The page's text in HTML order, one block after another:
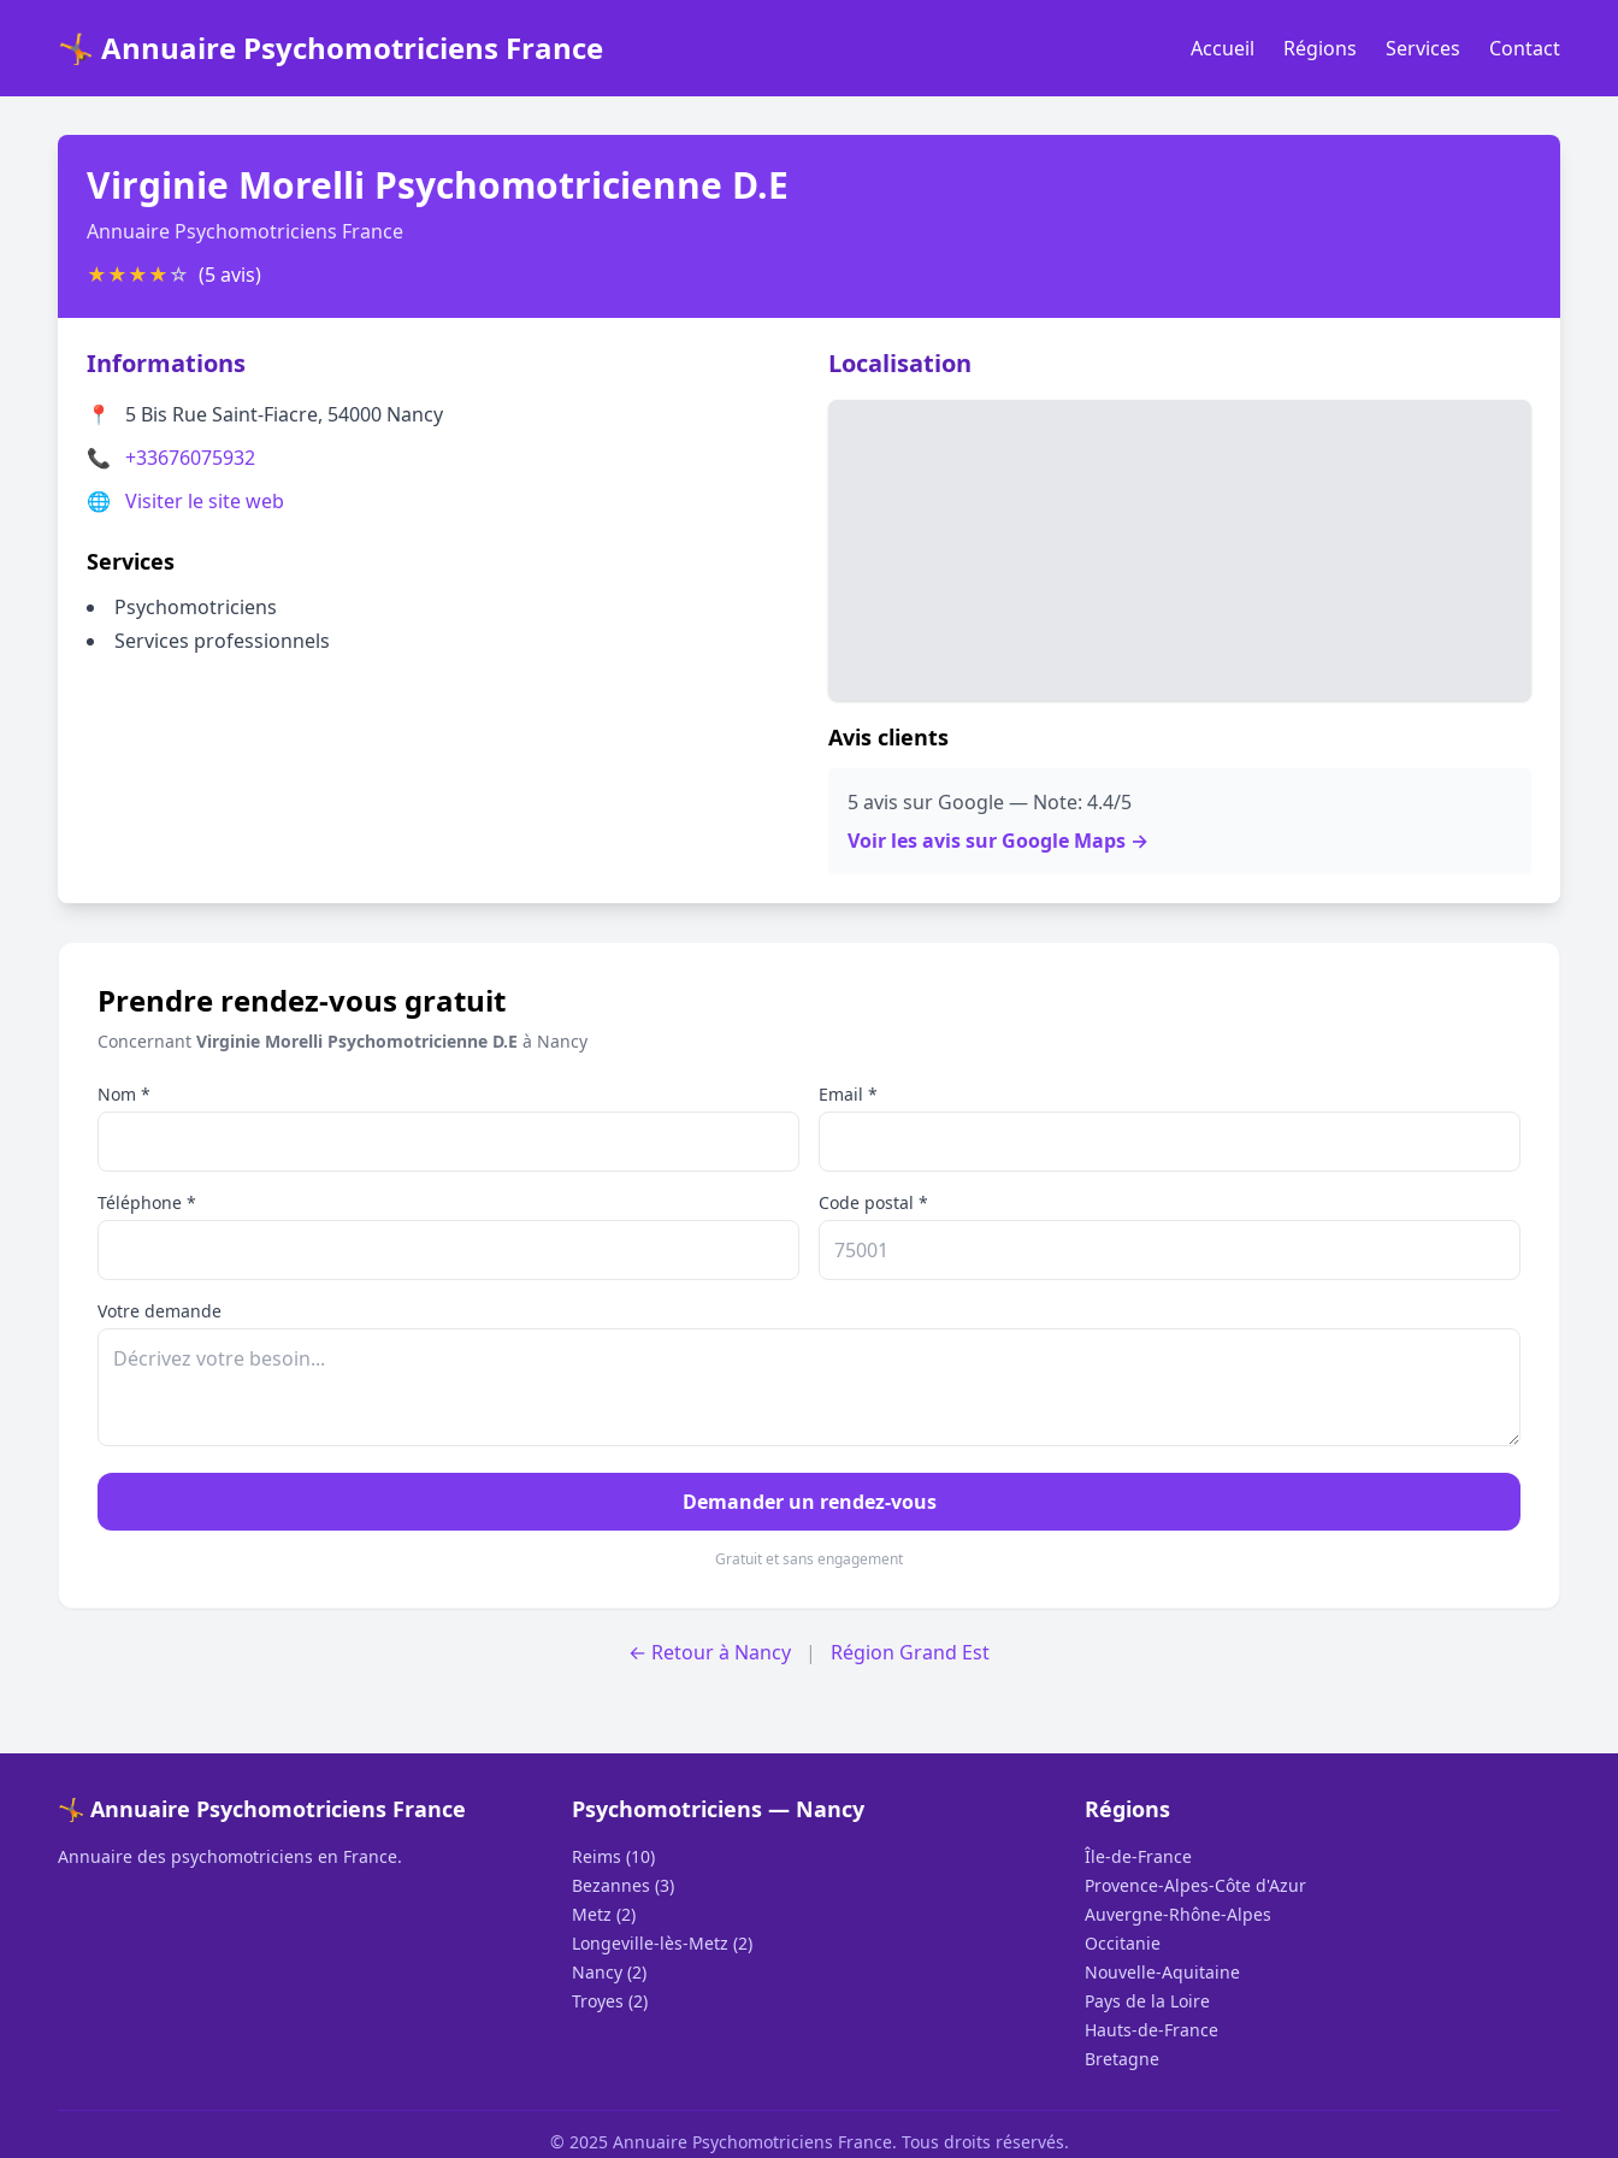
🤸 Annuaire Psychomotriciens France Accueil Régions Services Contact
Virginie Morelli Psychomotricienne D.E
Annuaire Psychomotriciens France
★★★★☆ (5 avis)
Informations
📍
5 Bis Rue Saint-Fiacre, 54000 Nancy
📞 +33676075932
🌐 Visiter le site web
Services
Psychomotriciens
Services professionnels
Localisation
Avis clients
5 avis sur Google — Note: 4.4/5
Voir les avis sur Google Maps →
Prendre rendez-vous gratuit
Concernant Virginie Morelli Psychomotricienne D.E à Nancy
Nom * Email *
Téléphone * Code postal *
Votre demande
Demander un rendez-vous
Gratuit et sans engagement
← Retour à Nancy | Région Grand Est
🤸 Annuaire Psychomotriciens France
Annuaire des psychomotriciens en France.
Psychomotriciens — Nancy
Reims (10)
Bezannes (3)
Metz (2)
Longeville-lès-Metz (2)
Nancy (2)
Troyes (2)
Régions
Île-de-France
Provence-Alpes-Côte d'Azur
Auvergne-Rhône-Alpes
Occitanie
Nouvelle-Aquitaine
Pays de la Loire
Hauts-de-France
Bretagne
© 2025 Annuaire Psychomotriciens France. Tous droits réservés.